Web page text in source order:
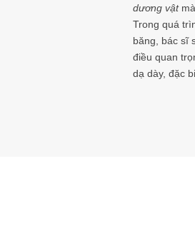
dương vậtmà
Trong quá
băng, bác sĩ
điều quan
dạ dày, đặc